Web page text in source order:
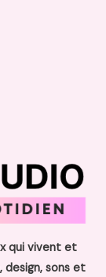
qui vivent et
design, sons et